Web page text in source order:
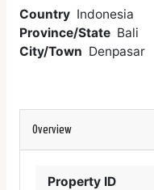
Country Indonesia
Province/State Bali
City/Town Denpasar
Overview
Property ID